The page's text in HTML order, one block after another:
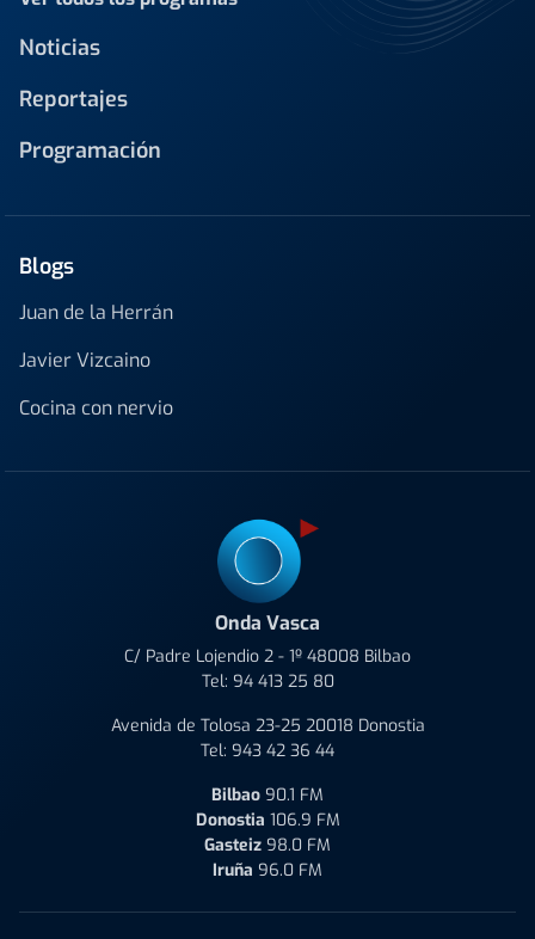
Noticias
Reportajes
Programación
Blogs
Juan de la Herrán
Javier Vizcaino
Cocina con nervio
Onda Vasca
C/ Padre Lojendio 2 - 1º 48008 Bilbao
Tel: 94 413 25 80
Avenida de Tolosa 23-25 20018 Donostia
Tel: 943 42 36 44
Bilbao 90.1 FM
Donostia 106.9 FM
Gasteiz 98.0 FM
Iruña 96.0 FM